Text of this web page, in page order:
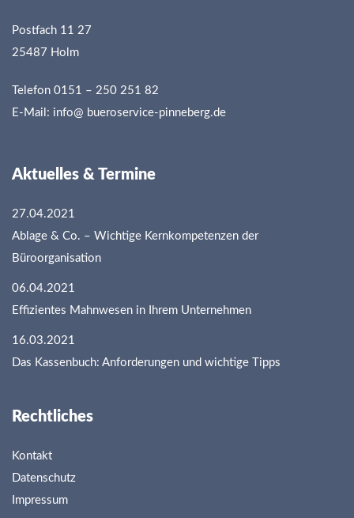
Postfach 11 27
25487 Holm
Telefon 0151 – 250 251 82
E-Mail: info@ bueroservice-pinneberg.de
Aktuelles & Termine
27.04.2021
Ablage & Co. – Wichtige Kernkompetenzen der
Büroorganisation
06.04.2021
Effizientes Mahnwesen in Ihrem Unternehmen
16.03.2021
Das Kassenbuch: Anforderungen und wichtige Tipps
Rechtliches
Kontakt
Datenschutz
Impressum